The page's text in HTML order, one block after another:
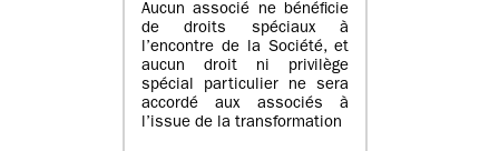
Aucun associé ne bénéficie
de droits spéciaux à
l’encontre de la Société, et
aucun droit ni privilège
spécial particulier ne sera
accordé aux associés à
l’issue de la transformation